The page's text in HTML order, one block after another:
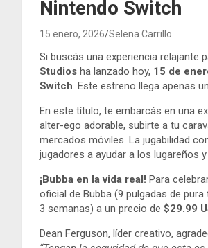
Nintendo Switch
15 enero, 2026 Selena Carrillo
Si buscás una experiencia relajante
Studios ha lanzado hoy, 15 de
Switch. Este estreno llega apenas
En este título, te embarcás en una
alter-ego adorable, subirte a tu
mercados móviles. La jugabilidad
jugadores a ayudar a los lugareños
¡Bubba en la vida real! Para
oficial de Bubba (9 pulgadas de
3 semanas) a un precio de $29.99
Dean Ferguson, líder creativo,